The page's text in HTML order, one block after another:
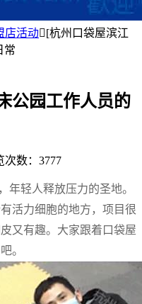
店活动[杭州口袋屋滨江
常
公园工作人员的
次数：3777
年轻人释放压力的圣地。
活力细胞的地方，项目很
又有趣。大家跟着口袋屋
。